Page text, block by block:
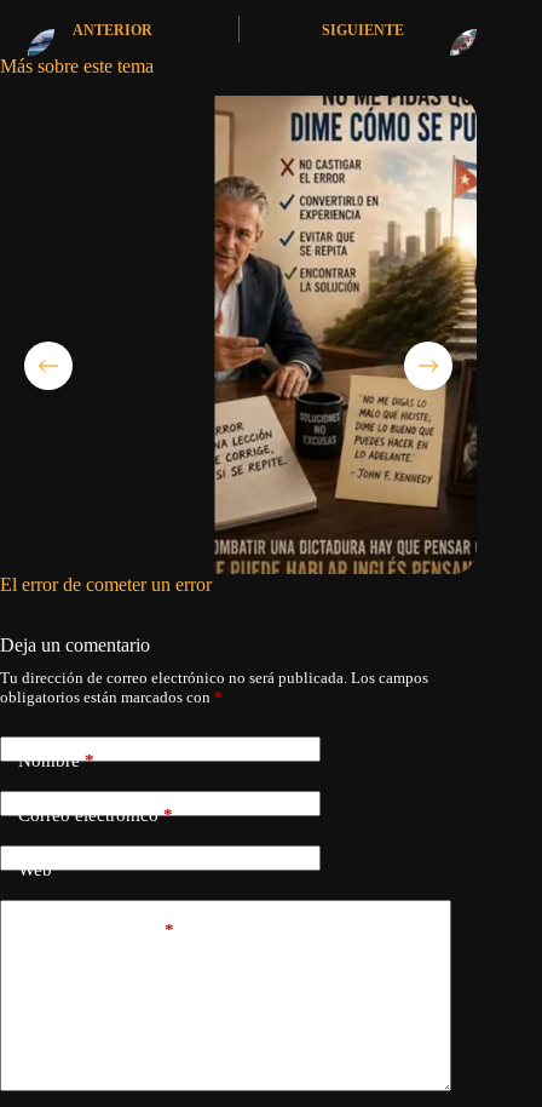
ANTERIOR SIGUIENTE
Más sobre este tema
El error de cometer un error
Deja un comentario
Tu dirección de correo electrónico no será publicada. Los campos
obligatorios están marcados con *
Nombre*
Correo electrónico*
Web
*